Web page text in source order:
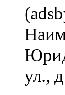
ул.,